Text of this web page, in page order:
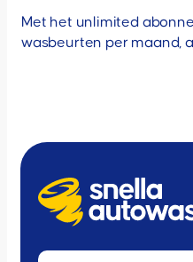
Met het unlimited
wasbeurten per maand,